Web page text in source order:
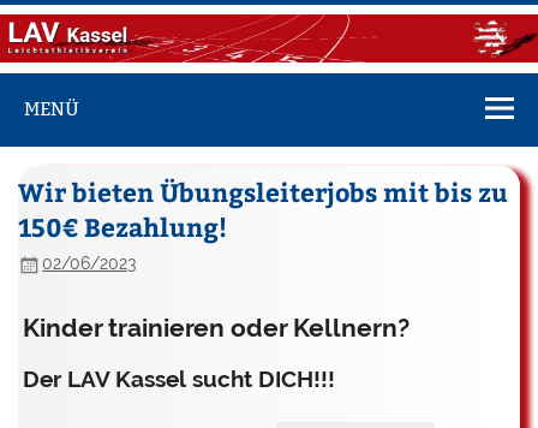
Zum
Inhalt
springen
LAV Kassel
MENÜ
Wir bieten Übungsleiterjobs mit bis zu
150€ Bezahlung!
02/06/2023
Kinder trainieren oder Kellnern?
Der LAV Kassel sucht DICH!!!